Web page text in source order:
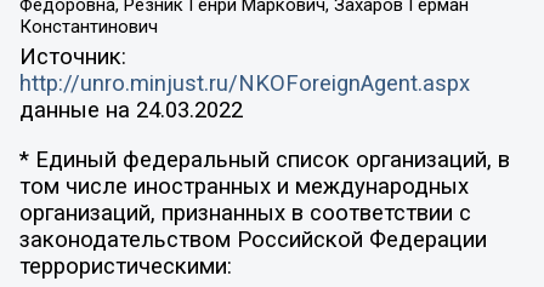
Федоровна, Резник Генри Маркович, Захаров Герман
Константинович
Источник:
http://unro.minjust.ru/NKOForeignAgent.aspx
данные на 24.03.2022
* Единый федеральный список организаций, в
том числе иностранных и международных
организаций, признанных в соответствии с
законодательством Российской Федерации
террористическими: